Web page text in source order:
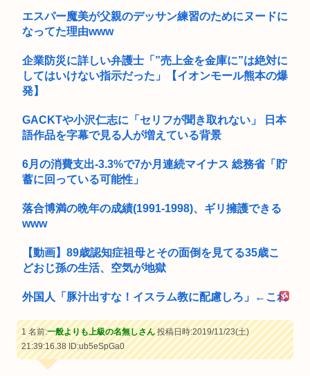
エスパー魔美が父親のデッサン練習のためにヌードに
なってた理由www
企業防災に詳しい弁護士「”売上金を金庫に”は絶対に
してはいけない指示だった」【イオンモール熊本の爆
発】
GACKTや小沢仁志に「セリフが聞き取れない」 日本
語作品を字幕で見る人が増えている背景
6月の消費支出-3.3%で7か月連続マイナス 総務省「貯
蓄に回っている可能性」
落合博満の晩年の成績(1991-1998)、ギリ擁護できる
www
【動画】89歳認知症祖母とその面倒を見てる35歳こ
どおじ孫の生活、空気が地獄
外国人「豚汁出すな！イスラム教に配慮しろ」←これ
1 名前:一般よりも上級の名無しさん投稿日時:2019/11/23(土)
21:39:16.38ID:ub5eSpGa0